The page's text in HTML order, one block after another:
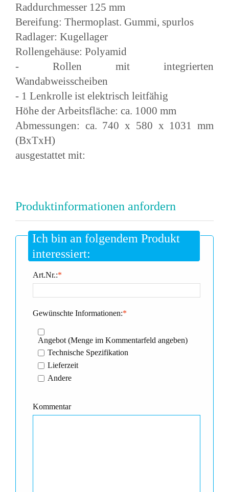
Raddurchmesser 125 mm
Bereifung: Thermoplast. Gummi, spurlos
Radlager: Kugellager
Rollengehäuse: Polyamid
- Rollen mit integrierten
Wandabweisscheiben
- 1 Lenkrolle ist elektrisch leitfähig
Höhe der Arbeitsfläche: ca. 1000 mm
Abmessungen: ca. 740 x 580 x 1031 mm
(BxTxH)
ausgestattet mit:
Produktinformationen anfordern
Ich bin an folgendem Produkt
interessiert:
*
Art.Nr.:
*
Gewünschte Informationen:
Angebot (Menge im Kommentarfeld angeben)
Technische Spezifikation
Lieferzeit
Andere
Kommentar